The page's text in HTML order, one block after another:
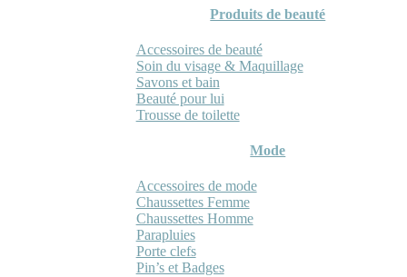
Produits de beauté
Accessoires de beauté
Soin du visage & Maquillage
Savons et bain
Beauté pour lui
Trousse de toilette
Mode
Accessoires de mode
Chaussettes Femme
Chaussettes Homme
Parapluies
Porte clefs
Pin’s et Badges